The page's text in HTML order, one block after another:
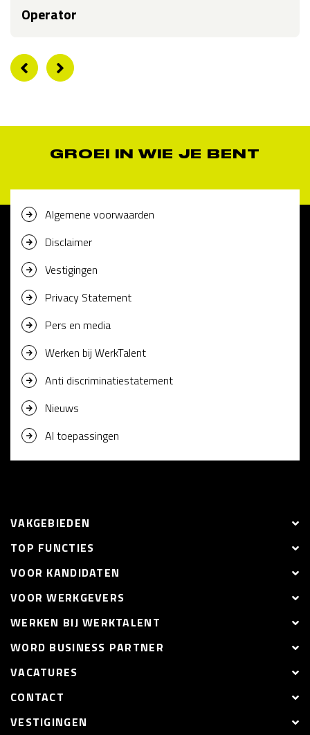
Operator
GROEI IN WIE JE BENT
Algemene voorwaarden
Disclaimer
Vestigingen
Privacy Statement
Pers en media
Werken bij WerkTalent
Anti discriminatiestatement
Nieuws
AI toepassingen
VAKGEBIEDEN
TOP FUNCTIES
VOOR KANDIDATEN
VOOR WERKGEVERS
WERKEN BIJ WERKTALENT
WORD BUSINESS PARTNER
VACATURES
CONTACT
VESTIGINGEN